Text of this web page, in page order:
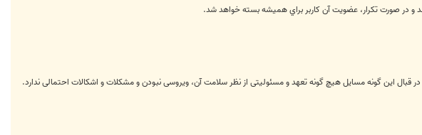
و در صورت تكرار، عضویت آن کاربر براي هميشه بسته خواهد شد.
در قبال اين گونه مسايل هيچ گونه تعهد و مسئولیتی از نظر سلامت آن، ویروسی نبودن و مشکلات و اشکالات احتمالی ندارد.